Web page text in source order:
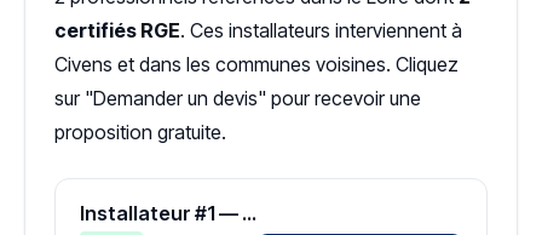
certifiés RGE. Ces installateurs interviennent à
Civens et dans les communes voisines. Cliquez
sur "Demander un devis" pour recevoir une
proposition gratuite.
Installateur #1 — Zone Loire